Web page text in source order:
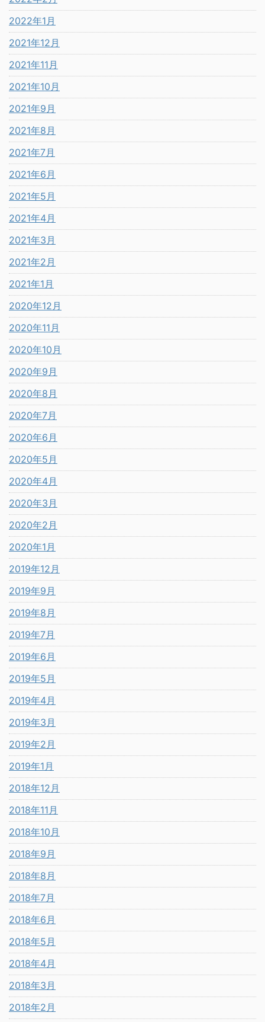
2022年1月
2021年12月
2021年11月
2021年10月
2021年9月
2021年8月
2021年7月
2021年6月
2021年5月
2021年4月
2021年3月
2021年2月
2021年1月
2020年12月
2020年11月
2020年10月
2020年9月
2020年8月
2020年7月
2020年6月
2020年5月
2020年4月
2020年3月
2020年2月
2020年1月
2019年12月
2019年9月
2019年8月
2019年7月
2019年6月
2019年5月
2019年4月
2019年3月
2019年2月
2019年1月
2018年12月
2018年11月
2018年10月
2018年9月
2018年8月
2018年7月
2018年6月
2018年5月
2018年4月
2018年3月
2018年2月